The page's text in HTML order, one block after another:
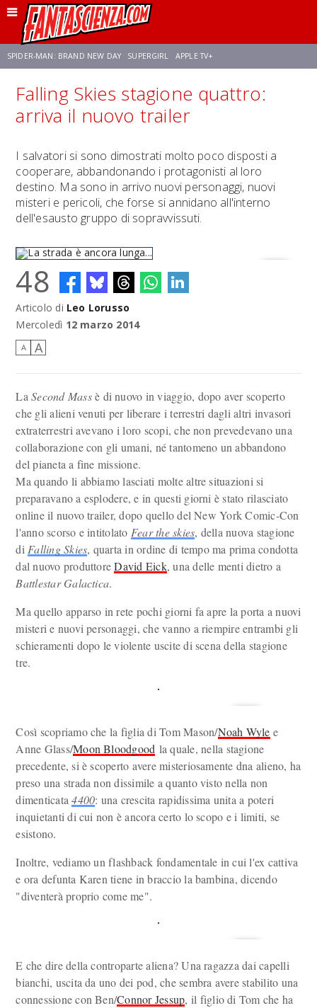
SPIDER-MAN: BRAND NEW DAY SUPERGIRL APPLE TV+
FRANCO RICCIARDIELLO ZENDAYA STAR TREK AVENGERS: DOOMSDAY
Falling Skies stagione quattro:
arriva il nuovo trailer
I salvatori si sono dimostrati molto poco disposti a
cooperare, abbandonando i protagonisti al loro
destino. Ma sono in arrivo nuovi personaggi, nuovi
misteri e pericoli, che forse si annidano all'interno
dell'esausto gruppo di sopravvissuti.
La strada è ancora lunga...
48
Articolo di Leo Lorusso
Mercoledì 12 marzo 2014
A A
LaSecond Massè di nuovo in viaggio, dopo aver scoperto
che gli alieni venuti per liberare i terrestri dagli altri invasori
extraterrestri avevano i loro scopi, che non prevedevano una
collaborazione con gli umani, né tantomeno un abbandono
del pianeta a fine missione.
Ma quando li abbiamo lasciati molte altre situazioni si
preparavano a esplodere, e in questi giorni è stato rilasciato
online il nuovo trailer, dopo quello del New York Comic-Con
l'anno scorso e intitolato Fear the skies, della nuova stagione
di Falling Skies, quarta in ordine di tempo ma prima condotta
dal nuovo produttoreDavid Eick, una delle menti dietro a
Battlestar Galactica.
Ma quello apparso in rete pochi giorni fa apre la porta a nuovi
misteri e nuovi personaggi, che vanno a riempire entrambi gli
schieramenti dopo le violente uscite di scena della stagione
tre.
Così scopriamo che la figlia di Tom Mason/Noah Wyle e
Anne Glass/Moon Bloodgood la quale, nella stagione
precedente, si è scoperto avere misteriosamente dna alieno, ha
preso una strada non dissimile a quanto visto nella non
dimenticata4400: una crescita rapidissima unita a poteri
inquietanti di cui non è ancora certo lo scopo e i limiti, se
esistono.
Inoltre, vediamo un flashback fondamentale in cui l'ex cattiva
e ora defunta Karen tiene in braccio la bambina, dicendo
"diventerà proprio come me".
E che dire della controparte aliena? Una ragazza dai capelli
bianchi, uscita da uno dei pod, che sembra avere stabilito una
connessione con Ben/Connor Jessup, il figlio di Tom che ha